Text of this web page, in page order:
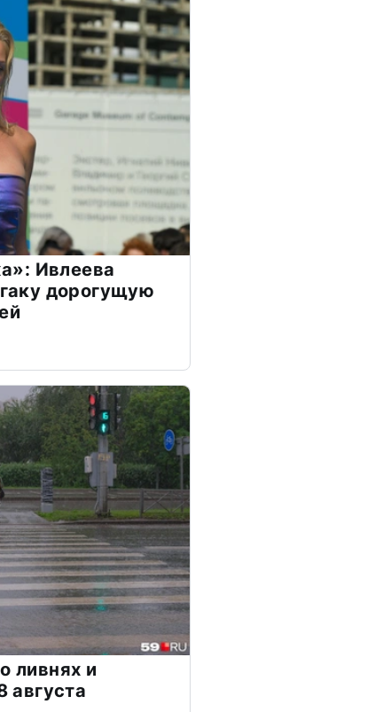
Ивлеева
дорогущую
ливнях и
августа